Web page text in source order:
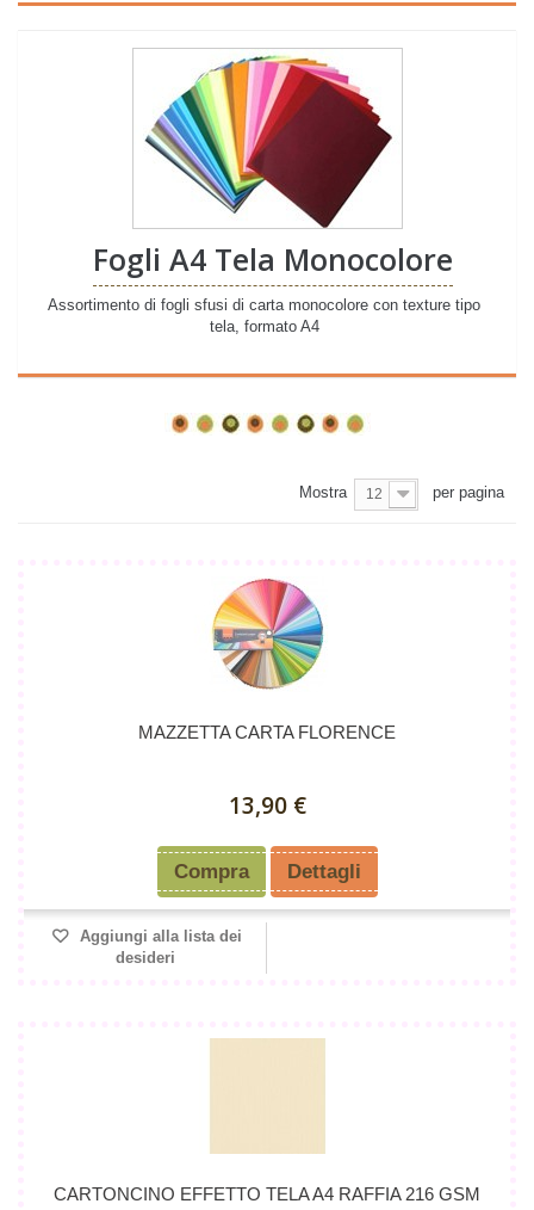
Fogli A4 Tela Monocolore
Assortimento di fogli sfusi di carta monocolore con texture tipo
tela, formato A4
Mostra 12 per pagina
MAZZETTA CARTA FLORENCE
13,90 €
Compra Dettagli
Aggiungi alla lista dei
desideri
CARTONCINO EFFETTO TELA A4 RAFFIA 216 GSM